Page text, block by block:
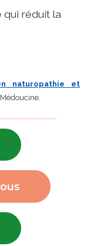
qui réduit la
naturopathie et